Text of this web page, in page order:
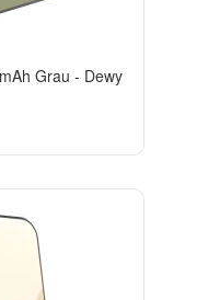
Grau - Dewy